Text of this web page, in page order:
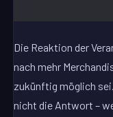
Die Reaktion der
nach mehr
zukünftig möglich
nicht die Antwort –